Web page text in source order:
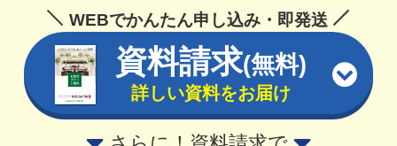
WEBでかんたん申し込み・即発送
資料請求(無料)
詳しい資料をお届け